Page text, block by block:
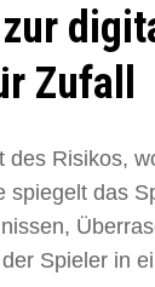
Zufall
des Risikos,
spiegelt das
Spieler in